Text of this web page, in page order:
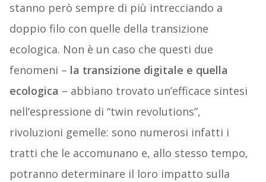
stanno però sempre di più intrecciando a
doppio filo con quelle della transizione
ecologica. Non è un caso che questi due
fenomeni – la transizione digitale e quella
ecologica – abbiano trovato un’efficace sintesi
nell’espressione di “twin revolutions”,
rivoluzioni gemelle: sono numerosi infatti i
tratti che le accomunano e, allo stesso tempo,
potranno determinare il loro impatto sulla